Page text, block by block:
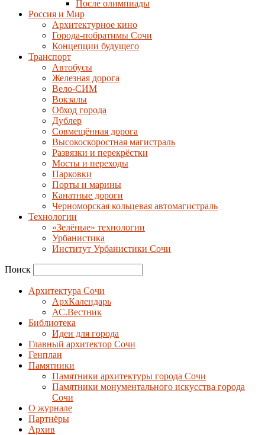
После олимпиады
Россия и Мир
Архитектурное кино
Города-побратимы Сочи
Концепции будущего
Транспорт
Автобусы
Железная дорога
Вело-СИМ
Вокзалы
Обход города
Дублер
Совмещённая дорога
Высокоскоростная магистраль
Развязки и перекрёстки
Мосты и переходы
Парковки
Порты и марины
Канатные дороги
Черноморская кольцевая автомагистраль
Технологии
«Зелёные» технологии
Урбанистика
Институт Урбанистики Сочи
Поиск
Архитектура Сочи
АрхКалендарь
АС.Вестник
Библиотека
Идеи для города
Главный архитектор Сочи
Генплан
Памятники
Памятники архитектуры города Сочи
Памятники монументального искусства города
Сочи
О журнале
Партнёры
Архив